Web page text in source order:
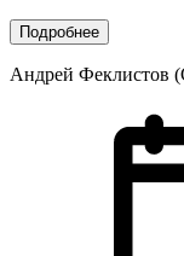
Подробнее
Андрей Феклистов